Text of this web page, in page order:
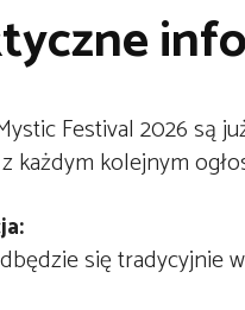
Festival 2026 są
każdym kolejnym
się tradycyjnie